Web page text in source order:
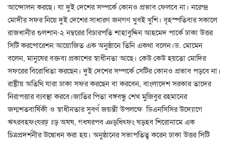
আন্দোলন করছে। যা দুই দেশের সম্পর্কে কোনও প্রভাব ফেলবে না। নরেন্দ্র
মোদীর সফর নিয়ে দুই দেশের সাধারণ জনগণ খুবই খুশি। বৃহস্পতিবার সকালে
রাজধানীর গুলশান-২ নম্বরের বিচারপতি শাহাবুদ্দিন আহমেদ পার্কে ঢাকা উত্তর
সিটি করপোরেশন আয়োজিত এক অনুষ্ঠানে তিনি একথা বলেন।ড. মোমেন
বলেন, মানুষের বক্তব্য প্রকাশের স্বাধীনতা আছে। কেউ কেউ হয়তো মোদির
সফরের বিরোধিতা করছেন। দুই দেশের সম্পর্কে সেটির কোনও প্রভাব পড়বে না।
রাষ্ট্রীয় অতিথি যারা ঢাকা সফর করছেন বা করবেন, বাংলাদেশ সরকার তাদের
নিরাপত্তার ব্যবস্থা করবে।জাতির পিতা বঙ্গবন্ধু শেখ মুজিবুর রহমানের
জন্মশতবার্ষিকী ও স্বাধীনতার সুবর্ণ জয়ন্তী উপলক্ষে ডিএনসিসির উদ্যোগে
ঋৎরবহফংযরঢ় ঃড় অষষ, গধষরপব ঞড়ধিৎফং ঘড়হব শিরোনামে এক
চিত্রপ্রদর্শনীর উদ্বোধন করা হয়। অনুষ্ঠানের সভাপতিত্ব করেন ঢাকা উত্তর সিটি